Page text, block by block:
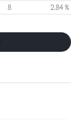
8 2,84 %